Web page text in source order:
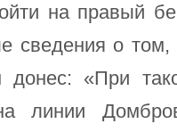
на правый
сведения о
донес: «При
линии